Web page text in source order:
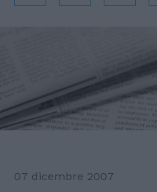
07 dicembre 2007